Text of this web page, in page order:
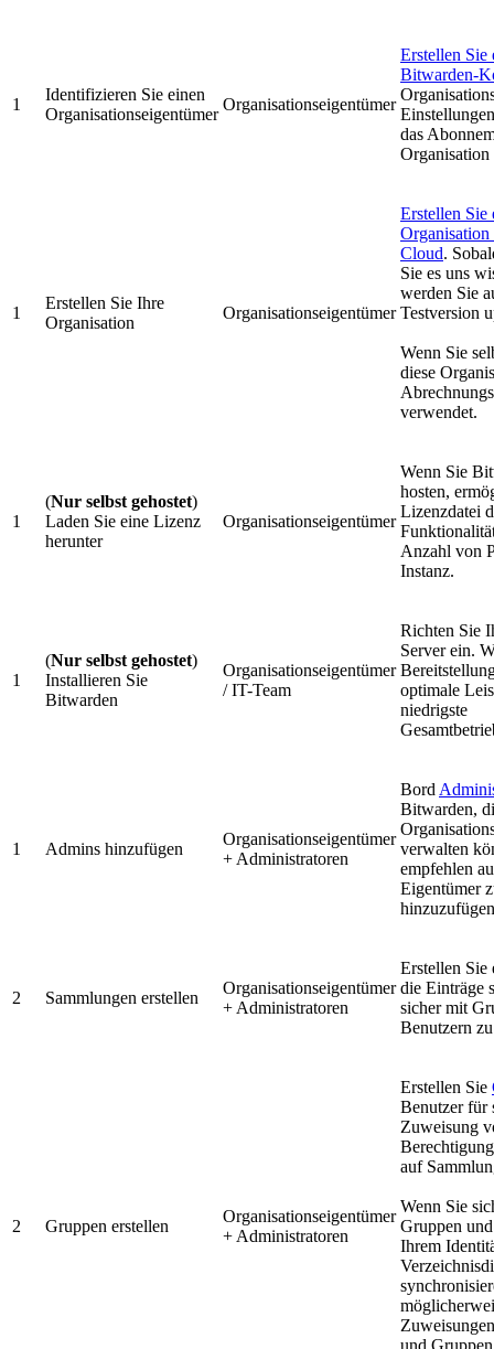
1
Identifizieren Sie einen
Organisationseigentümer
Organisationseigentümer
Erstellen Sie
Bitwarden-
das
1
Erstellen Sie Ihre
Organisation
Organisationseigentümer
Erstellen Sie
Cloud.
Sie es uns
werden Sie
Testversion
Wenn Sie
diese
verwendet.
1
(Nur selbst gehostet)
Laden Sie eine Lizenz
herunter
Organisationseigentümer
Wenn Sie
hosten,
Lizenzdatei
Anzahl von
Instanz.
1
(Nur selbst gehostet)
Installieren Sie
Bitwarden
Organisationseigentümer
/ IT-Team
Richten Sie
Server ein.
optimale
niedrigste
1 Admins hinzufügen
Organisationseigentümer
+ Administratoren
Bord
Bitwarden,
verwalten
empfehlen
Eigentümer
2 Sammlungen erstellen
Organisationseigentümer
+ Administratoren
Erstellen Sie
die Einträge
sicher mit
Benutzern
2 Gruppen erstellen
Organisationseigentümer
+ Administratoren
Erstellen Sie
Benutzer für
Zuweisung
auf
Wenn Sie
Gruppen
Ihrem
und